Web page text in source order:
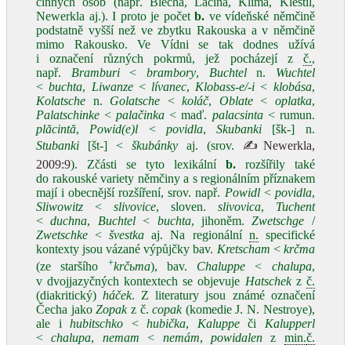
Newerkla aj.). I proto je početb. ve vídeňské němčině
podstatně vyšší než ve zbytku Rakouska a v němčině
mimo Rakousko. Ve Vídni se tak dodnes užívá
i označení různých pokrmů, jež pocházejí z č.,
např. Bramburi< brambory, Buchteln. Wuchtel
<buchta, Liwanze< lívanec, Klobass‑e/‑i < klobása,
Kolatsche n. Golatsche <koláč, Oblate< oplatka,
Palatschinke <palačinka < maď. palacsinta< rumun.
plăcintă, Powid(e)l < povidla,Skubanki [šk‑] n.
Stubanki [št‑] < škubánkyaj. (srov. ✍Newerkla,
2009:9). Zčásti se tyto lexikální b.rozšířily také
do rakouské variety němčiny a s regionálním příznakem
mají i obecnější rozšíření, srov. např. Powidl< povidla,
Sliwowitz < slivovice, sloven. slivovica, Tuchent
<duchna, Buchtel< buchta, jihoněm.Zwetschge /
Zwetschke <švestka aj. Na regionální n. specifické
kontexty jsou vázané výpůjčky bav. Kretscham < krčma
(ze staršího +krčьma), bav. Chaluppe < chalupa,
v dvojjazyčných kontextech se objevuje Hatschekz č.
(diakritický)háček. Z literatury jsou známé označení
Čecha jakoZopakz č.copak(komedie J. N. Nestroye),
ale ihubitschko <hubička, Kaluppeči Kalupperl
<chalupa, nemam < nemám, powidalenz min.č.